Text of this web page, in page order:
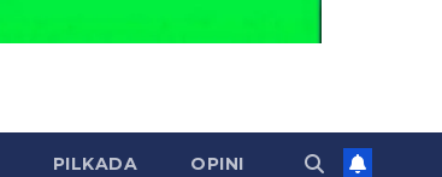
PILKADA OPINI